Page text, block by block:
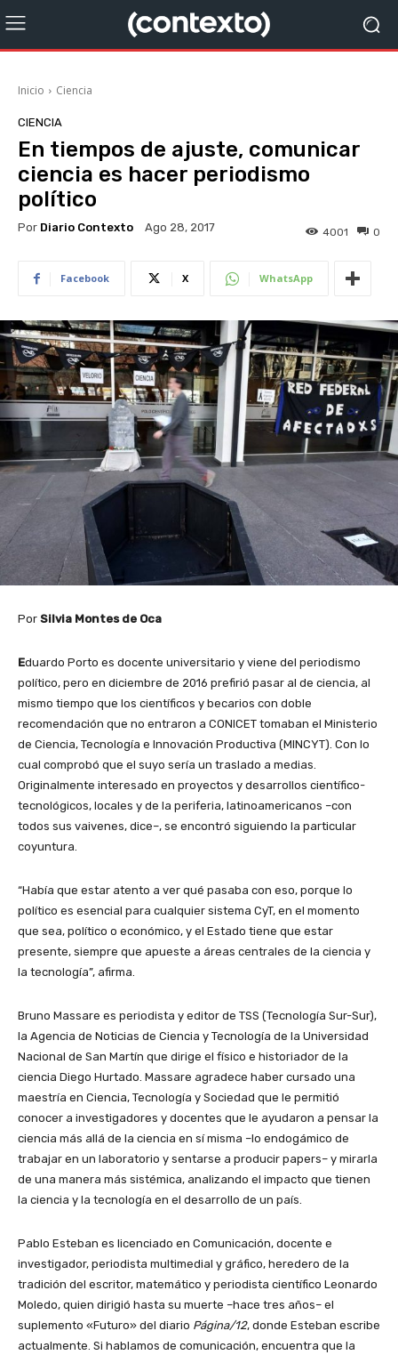
Inicio Ciencia
CIENCIA
En tiempos de ajuste, comunicar
ciencia es hacer periodismo
político
Por Diario Contexto Ago 28, 2017 0
4001
Facebook X WhatsApp
Por Silvia Montes de Oca
Eduardo Porto es docente universitario y viene del periodismo
político, pero en diciembre de 2016 prefirió pasar al de ciencia, al
mismo tiempo que los científicos y becarios con doble
recomendación que no entraron a CONICET tomaban el Ministerio
de Ciencia, Tecnología e Innovación Productiva (MINCYT). Con lo
cual comprobó que el suyo sería un traslado a medias.
Originalmente interesado en proyectos y desarrollos científico-
tecnológicos, locales y de la periferia, latinoamericanos –con
todos sus vaivenes, dice–, se encontró siguiendo la particular
coyuntura.
“Había que estar atento a ver qué pasaba con eso, porque lo
político es esencial para cualquier sistema CyT, en el momento
que sea, político o económico, y el Estado tiene que estar
presente, siempre que apueste a áreas centrales de la ciencia y
la tecnología”, afirma.
Bruno Massare es periodista y editor de TSS (Tecnología Sur-Sur),
la Agencia de Noticias de Ciencia y Tecnología de la Universidad
Nacional de San Martín que dirige el físico e historiador de la
ciencia Diego Hurtado. Massare agradece haber cursado una
maestría en Ciencia, Tecnología y Sociedad que le permitió
conocer a investigadores y docentes que le ayudaron a pensar la
ciencia más allá de la ciencia en sí misma –lo endogámico de
trabajar en un laboratorio y sentarse a producir papers– y mirarla
de una manera más sistémica, analizando el impacto que tienen
la ciencia y la tecnología en el desarrollo de un país.
Pablo Esteban es licenciado en Comunicación, docente e
investigador, periodista multimedial y gráfico, heredero de la
tradición del escritor, matemático y periodista científico Leonardo
Moledo, quien dirigió hasta su muerte –hace tres años– el
suplemento «Futuro» del diario Página/12, donde Esteban escribe
actualmente. Si hablamos de comunicación, encuentra que la